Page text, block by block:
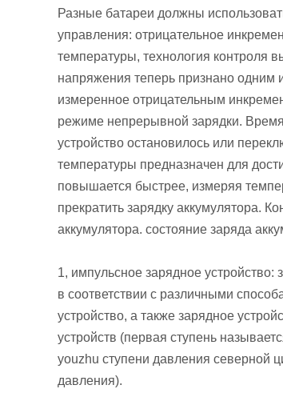
Разные батареи должны
управления: отрицательное
температуры, технология контроля
напряжения теперь признано одним
измеренное отрицательным
режиме непрерывной зарядки.
устройство остановилось или
температуры предназначен для
повышается быстрее, измеряя
прекратить зарядку аккумулятора.
аккумулятора. состояние заряда
1, импульсное зарядное устройство:
в соответствии с различными
устройство, а также зарядное
устройств (первая ступень
youzhu ступени давления северной
давления).